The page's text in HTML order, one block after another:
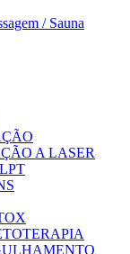
/ Sauna
A LASER